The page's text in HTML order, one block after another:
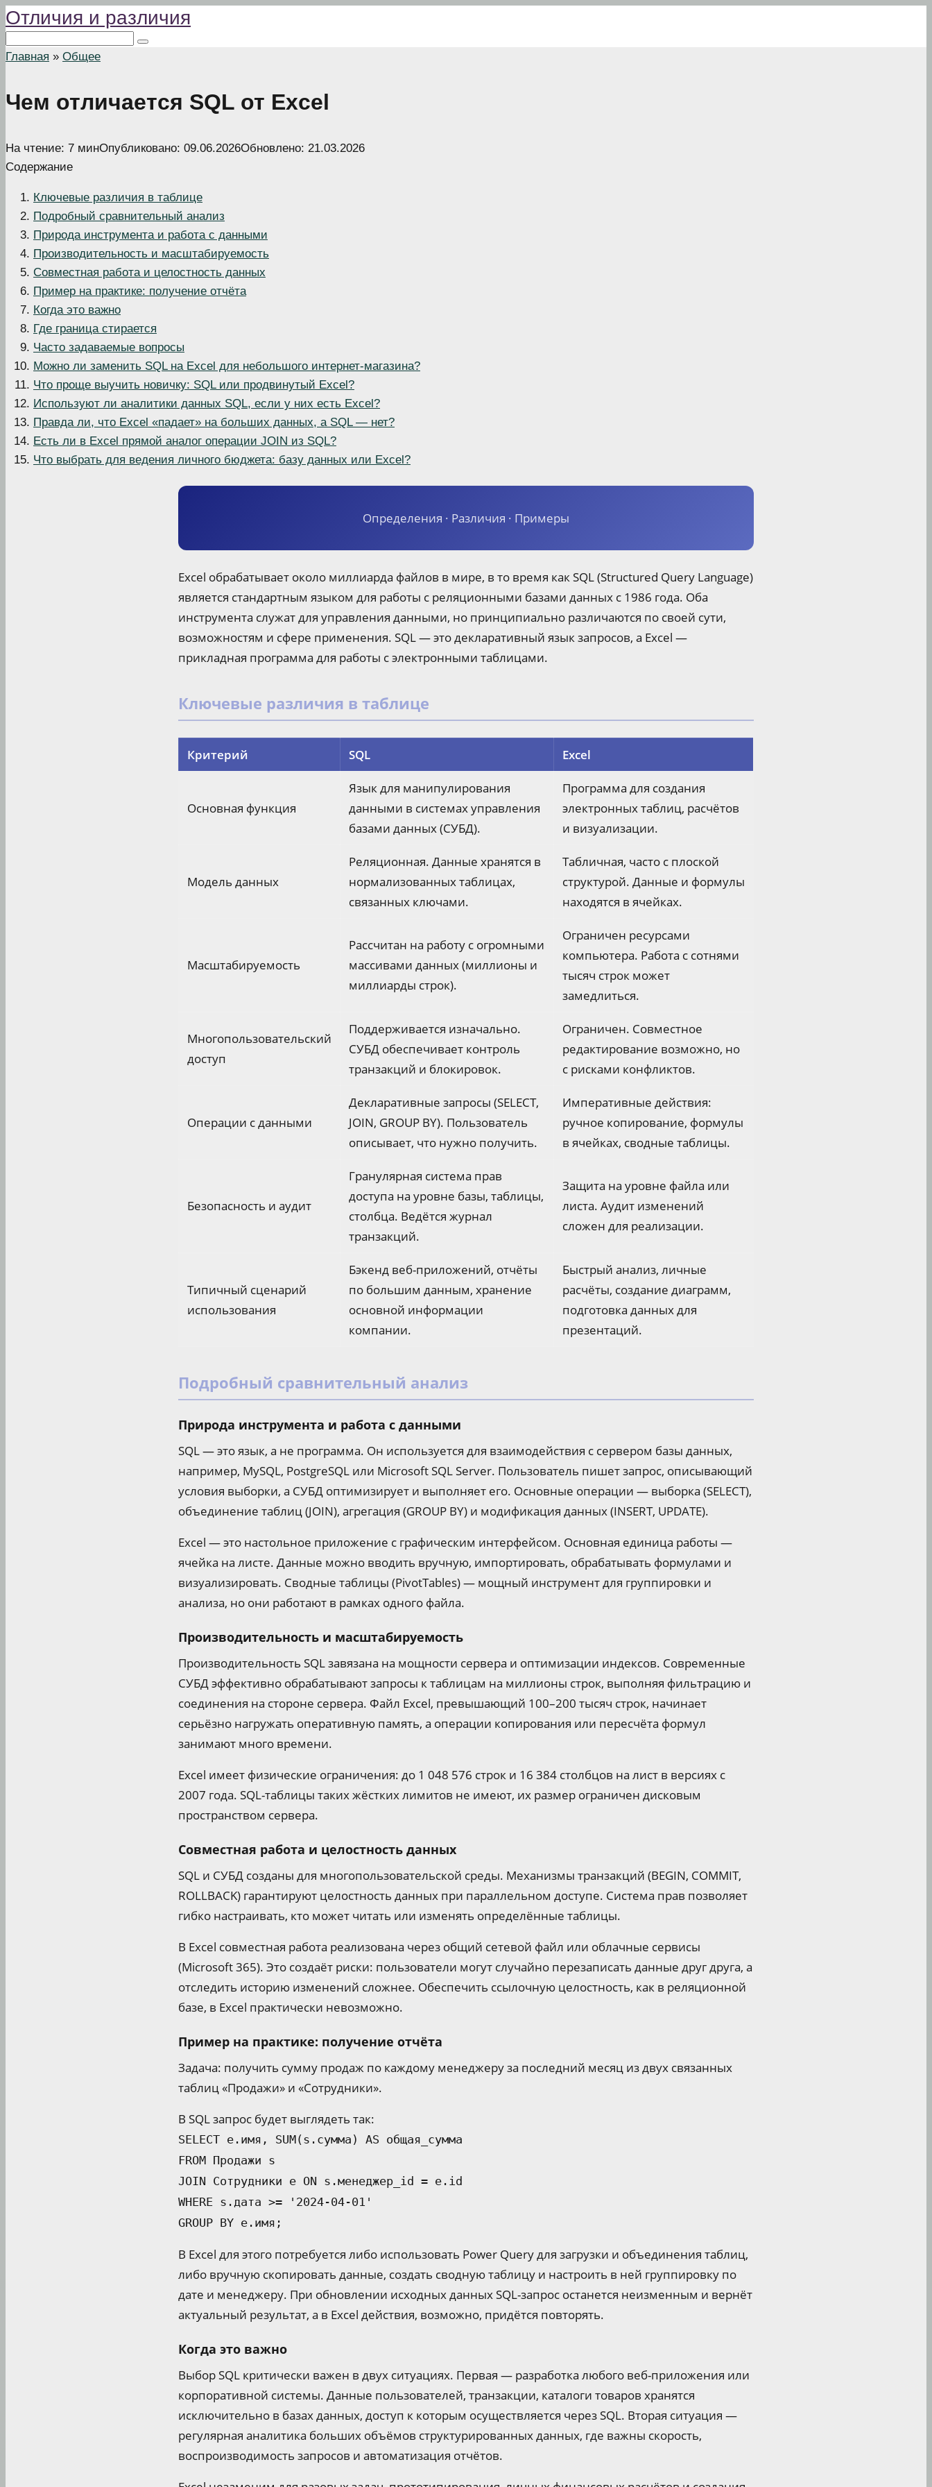
Перейти
к
контенту
Отличия и различия
Главная » Общее
Чем отличается SQL от Excel
На чтение: 7 минОпубликовано: 09.06.2026Обновлено: 21.03.2026
Содержание
Ключевые различия в таблице
Подробный сравнительный анализ
Природа инструмента и работа с данными
Производительность и масштабируемость
Совместная работа и целостность данных
Пример на практике: получение отчёта
Когда это важно
Где граница стирается
Часто задаваемые вопросы
Можно ли заменить SQL на Excel для небольшого интернет-магазина?
Что проще выучить новичку: SQL или продвинутый Excel?
Используют ли аналитики данных SQL, если у них есть Excel?
Правда ли, что Excel «падает» на больших данных, а SQL — нет?
Есть ли в Excel прямой аналог операции JOIN из SQL?
Что выбрать для ведения личного бюджета: базу данных или Excel?
Определения · Различия · Примеры
Excel обрабатывает около миллиарда файлов в мире, в то время как SQL (Structured Query Language)
является стандартным языком для работы с реляционными базами данных с 1986 года. Оба
инструмента служат для управления данными, но принципиально различаются по своей сути,
возможностям и сфере применения. SQL — это декларативный язык запросов, а Excel —
прикладная программа для работы с электронными таблицами.
Ключевые различия в таблице
Критерий SQL Excel
Основная функция
Язык для манипулирования
данными в системах управления
базами данных (СУБД).
Программа для создания
электронных таблиц, расчётов
и визуализации.
Модель данных
Реляционная. Данные хранятся в
нормализованных таблицах,
связанных ключами.
Табличная, часто с плоской
структурой. Данные и формулы
находятся в ячейках.
Масштабируемость
Рассчитан на работу с огромными
массивами данных (миллионы и
миллиарды строк).
Ограничен ресурсами
компьютера. Работа с сотнями
тысяч строк может
замедлиться.
Многопользовательский
доступ
Поддерживается изначально.
СУБД обеспечивает контроль
транзакций и блокировок.
Ограничен. Совместное
редактирование возможно, но
с рисками конфликтов.
Операции с данными
Декларативные запросы (SELECT,
JOIN, GROUP BY). Пользователь
описывает, что нужно получить.
Императивные действия:
ручное копирование, формулы
в ячейках, сводные таблицы.
Безопасность и аудит
Гранулярная система прав
доступа на уровне базы, таблицы,
столбца. Ведётся журнал
транзакций.
Защита на уровне файла или
листа. Аудит изменений
сложен для реализации.
Типичный сценарий
использования
Бэкенд веб-приложений, отчёты
по большим данным, хранение
основной информации
компании.
Быстрый анализ, личные
расчёты, создание диаграмм,
подготовка данных для
презентаций.
Подробный сравнительный анализ
Природа инструмента и работа с данными
SQL — это язык, а не программа. Он используется для взаимодействия с сервером базы данных,
например, MySQL, PostgreSQL или Microsoft SQL Server. Пользователь пишет запрос, описывающий
условия выборки, а СУБД оптимизирует и выполняет его. Основные операции — выборка (SELECT),
объединение таблиц (JOIN), агрегация (GROUP BY) и модификация данных (INSERT, UPDATE).
Excel — это настольное приложение с графическим интерфейсом. Основная единица работы —
ячейка на листе. Данные можно вводить вручную, импортировать, обрабатывать формулами и
визуализировать. Сводные таблицы (PivotTables) — мощный инструмент для группировки и
анализа, но они работают в рамках одного файла.
Производительность и масштабируемость
Производительность SQL завязана на мощности сервера и оптимизации индексов. Современные
СУБД эффективно обрабатывают запросы к таблицам на миллионы строк, выполняя фильтрацию и
соединения на стороне сервера. Файл Excel, превышающий 100–200 тысяч строк, начинает
серьёзно нагружать оперативную память, а операции копирования или пересчёта формул
занимают много времени.
Excel имеет физические ограничения: до 1 048 576 строк и 16 384 столбцов на лист в версиях с
2007 года. SQL-таблицы таких жёстких лимитов не имеют, их размер ограничен дисковым
пространством сервера.
Совместная работа и целостность данных
SQL и СУБД созданы для многопользовательской среды. Механизмы транзакций (BEGIN, COMMIT,
ROLLBACK) гарантируют целостность данных при параллельном доступе. Система прав позволяет
гибко настраивать, кто может читать или изменять определённые таблицы.
В Excel совместная работа реализована через общий сетевой файл или облачные сервисы
(Microsoft 365). Это создаёт риски: пользователи могут случайно перезаписать данные друг друга, а
отследить историю изменений сложнее. Обеспечить ссылочную целостность, как в реляционной
базе, в Excel практически невозможно.
Пример на практике: получение отчёта
Задача: получить сумму продаж по каждому менеджеру за последний месяц из двух связанных
таблиц «Продажи» и «Сотрудники».
В SQL запрос будет выглядеть так:
SELECT e.имя, SUM(s.сумма) AS общая_сумма
FROM Продажи s
JOIN Сотрудники e ON s.менеджер_id = e.id
WHERE s.дата >= '2024-04-01'
GROUP BY e.имя;
В Excel для этого потребуется либо использовать Power Query для загрузки и объединения таблиц,
либо вручную скопировать данные, создать сводную таблицу и настроить в ней группировку по
дате и менеджеру. При обновлении исходных данных SQL-запрос останется неизменным и вернёт
актуальный результат, а в Excel действия, возможно, придётся повторять.
Когда это важно
Выбор SQL критически важен в двух ситуациях. Первая — разработка любого веб-приложения или
корпоративной системы. Данные пользователей, транзакции, каталоги товаров хранятся
исключительно в базах данных, доступ к которым осуществляется через SQL. Вторая ситуация —
регулярная аналитика больших объёмов структурированных данных, где важны скорость,
воспроизводимость запросов и автоматизация отчётов.